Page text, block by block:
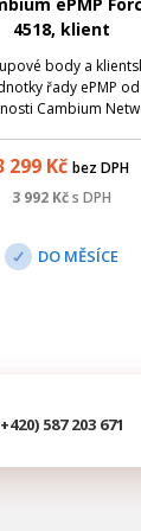
4518, klient
body a
řady ePMP od
Cambium
a spolehlivosti
přístupových
299 Kč bez DPH
3 992 Kčs DPH
DO MĚSÍCE
587 203 671